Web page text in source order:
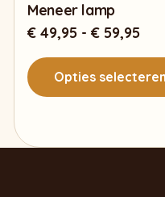
Meneer lamp
€ 49,95 - € 59,95
€
tot
€
Opties selecteren
product